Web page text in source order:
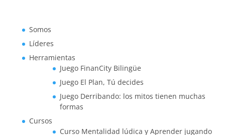
Somos
Líderes
Herramientas
Juego FinanCity Bilingüe
Juego El Plan, Tú decides
Juego Derribando: los mitos tienen muchas
formas
Cursos
Curso Mentalidad lúdica y Aprender jugando